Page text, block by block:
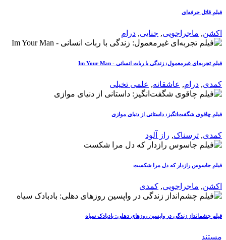
فیلم قاتل حرفه‌ای
اکشن, ماجراجویی, جنایی, درام
فیلم تجربه‌ای غیرمعمول: زندگی با ربات انسانی - Im Your Man
کمدی, درام, عاشقانه, علمی تخیلی
فیلم چاقوی شگفت‌انگیز: داستانی از دنیای موازی
کمدی, ترسناک, راز آلود
فیلم جاسوس رازدار که دل مرا شکست
اکشن, ماجراجویی, کمدی
فیلم چشم‌انداز زندگی در واپسین روزهای دهلی: بادبادک سیاه
مستند